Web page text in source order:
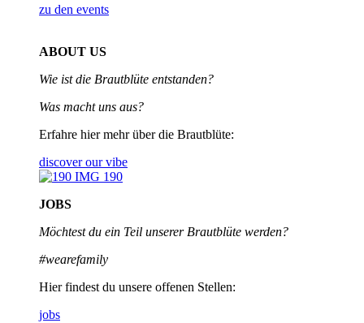
zu den events
ABOUT US
Wie ist die Brautblüte entstanden?
Was macht uns aus?
Erfahre hier mehr über die Brautblüte:
discover our vibe
JOBS
Möchtest du ein Teil unsererBrautblüte werden?
#wearefamily
Hier findest du unsere offenen Stellen:
jobs